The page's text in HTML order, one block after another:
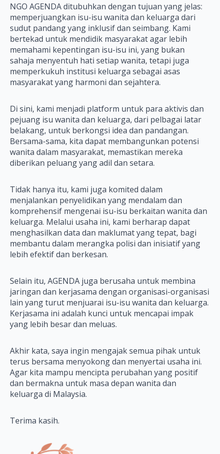
NGO AGENDA ditubuhkan dengan tujuan yang jelas:
memperjuangkan isu-isu wanita dan keluarga dari
sudut pandang yang inklusif dan seimbang. Kami
bertekad untuk mendidik masyarakat agar lebih
memahami kepentingan isu-isu ini, yang bukan
sahaja menyentuh hati setiap wanita, tetapi juga
memperkukuh institusi keluarga sebagai asas
masyarakat yang harmoni dan sejahtera.
Di sini, kami menjadi platform untuk para aktivis dan
pejuang isu wanita dan keluarga, dari pelbagai latar
belakang, untuk berkongsi idea dan pandangan.
Bersama-sama, kita dapat membangunkan potensi
wanita dalam masyarakat, memastikan mereka
diberikan peluang yang adil dan setara.
Tidak hanya itu, kami juga komited dalam
menjalankan penyelidikan yang mendalam dan
komprehensif mengenai isu-isu berkaitan wanita dan
keluarga. Melalui usaha ini, kami berharap dapat
menghasilkan data dan maklumat yang tepat, bagi
membantu dalam merangka polisi dan inisiatif yang
lebih efektif dan berkesan.
Selain itu, AGENDA juga berusaha untuk membina
jaringan dan kerjasama dengan organisasi-organisasi
lain yang turut menjuarai isu-isu wanita dan keluarga.
Kerjasama ini adalah kunci untuk mencapai impak
yang lebih besar dan meluas.
Akhir kata, saya ingin mengajak semua pihak untuk
terus bersama menyokong dan menyertai usaha ini.
Agar kita mampu mencipta perubahan yang positif
dan bermakna untuk masa depan wanita dan
keluarga di Malaysia.
Terima kasih.